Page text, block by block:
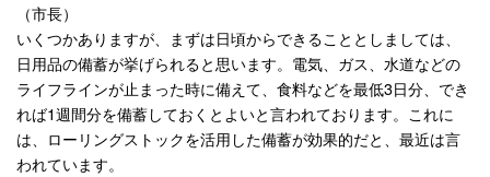
（市長）
いくつかありますが、まずは日頃からできることとしましては、
日用品の備蓄が挙げられると思います。電気、ガス、水道などの
ライフラインが止まった時に備えて、食料などを最低3日分、でき
れば1週間分を備蓄しておくとよいと言われております。これに
は、ローリングストックを活用した備蓄が効果的だと、最近は言
われています。